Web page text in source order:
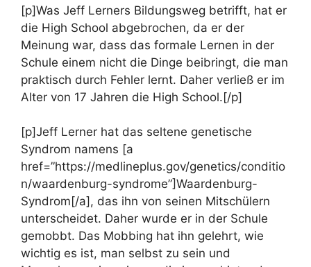
[p]Was Jeff Lerners Bildungsweg betrifft, hat er
die High School abgebrochen, da er der
Meinung war, dass das formale Lernen in der
Schule einem nicht die Dinge beibringt, die man
praktisch durch Fehler lernt. Daher verließ er im
Alter von 17 Jahren die High School.[/p]
[p]Jeff Lerner hat das seltene genetische
Syndrom namens [a
href=”https://medlineplus.gov/genetics/conditio
n/waardenburg-syndrome”]Waardenburg-
Syndrom[/a], das ihn von seinen Mitschülern
unterscheidet. Daher wurde er in der Schule
gemobbt. Das Mobbing hat ihn gelehrt, wie
wichtig es ist, man selbst zu sein und